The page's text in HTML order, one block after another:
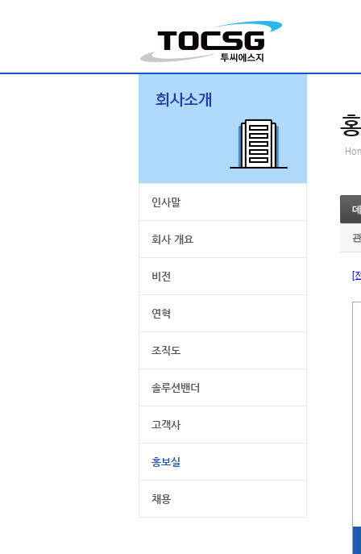
인사말
회사 개요
비전
연혁
조직도
솔루션밴더
고객사
홍보실
채용
[